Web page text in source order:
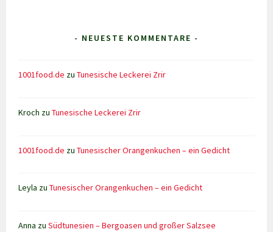
- NEUESTE KOMMENTARE -
1001food.de zuTunesische Leckerei Zrir
Kroch zuTunesische Leckerei Zrir
1001food.de zuTunesischer Orangenkuchen – ein Gedicht
Leyla zuTunesischer Orangenkuchen – ein Gedicht
Anna zuSüdtunesien – Bergoasen und großer Salzsee